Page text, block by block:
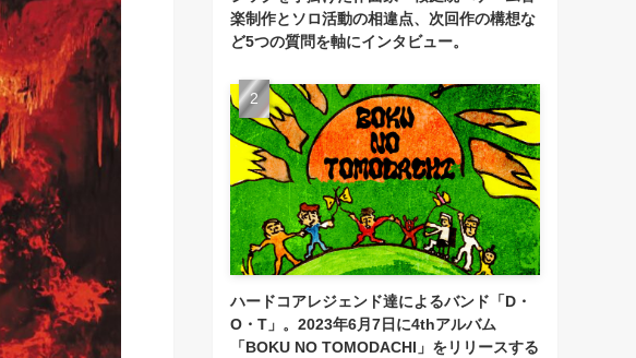
楽制作とソロ活動の相違点、次回作の構想な
ど5つの質問を軸にインタビュー。
ハードコアレジェンド達によるバンド「D・
O・T」。2023年6月7日に4thアルバム
「BOKU NO TOMODACHI」をリリースする